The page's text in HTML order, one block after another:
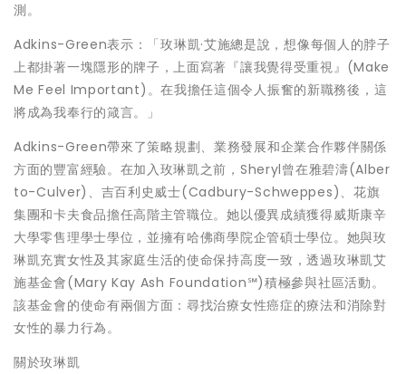
測。
Adkins-Green表示：「玫琳凱·艾施總是說，想像每個人的脖子
上都掛著一塊隱形的牌子，上面寫著『讓我覺得受重視』(Make
Me Feel Important)。在我擔任這個令人振奮的新職務後，這
將成為我奉行的箴言。」
Adkins-Green帶來了策略規劃、業務發展和企業合作夥伴關係
方面的豐富經驗。在加入玫琳凱之前，Sheryl曾在雅碧濤(Alber
to-Culver)、吉百利史威士(Cadbury-Schweppes)、花旗
集團和卡夫食品擔任高階主管職位。她以優異成績獲得威斯康辛
大學零售理學士學位，並擁有哈佛商學院企管碩士學位。她與玫
琳凱充實女性及其家庭生活的使命保持高度一致，透過玫琳凱艾
施基金會(Mary Kay Ash Foundation℠)積極參與社區活動。
該基金會的使命有兩個方面：尋找治療女性癌症的療法和消除對
女性的暴力行為。
關於玫琳凱